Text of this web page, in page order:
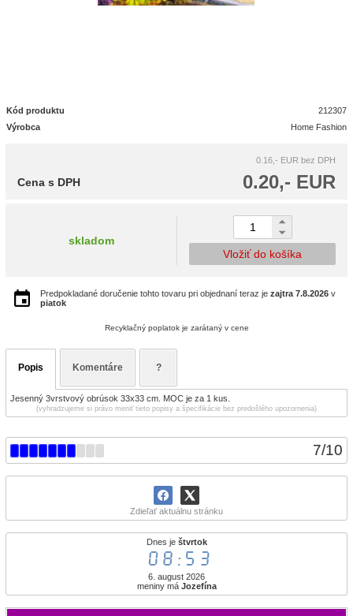
7/10
Zdieľať aktuálnu stránku
Dnes je štvrtok
08:53
6. august 2026
meniny má Jozefína
Kód produktu
212307
Výrobca
Home Fashion
0.16,- EUR bez DPH
0.20,- EUR
Cena s DPH
skladom
Vložiť do košíka
Predpokladané doručenie tohto tovaru pri objednaní teraz je zajtra 7.8.2026 v
piatok
Recyklačný poplatok je zarátaný v cene
Popis Komentáre ?
Jesenný 3vrstvový obrúsok 33x33 cm. MOC je za 1 kus.
(vyhradzujeme si právo meniť tieto popisy a špecifikácie bez predošlého upozornenia)